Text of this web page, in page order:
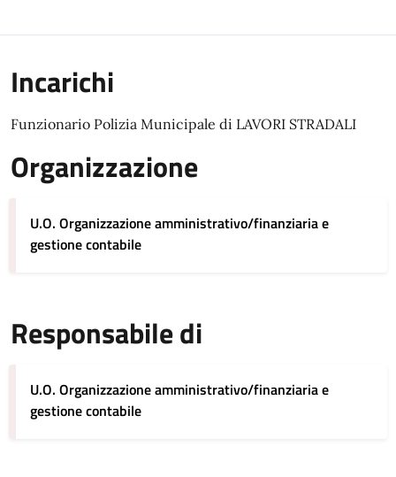
Incarichi
Funzionario Polizia Municipale di LAVORI STRADALI
Organizzazione
U.O. Organizzazione amministrativo/finanziaria e
gestione contabile
Responsabile di
U.O. Organizzazione amministrativo/finanziaria e
gestione contabile